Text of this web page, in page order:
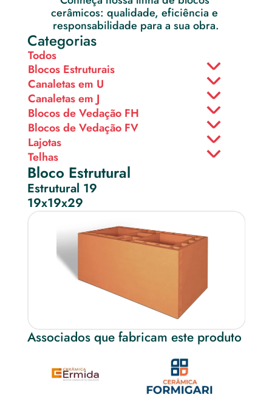
cerâmicos: qualidade, eficiência e
responsabilidade para a sua obra.
Categorias
Todos
Blocos Estruturais
Canaletas em U
Canaletas em J
Blocos de Vedação FH
Blocos de Vedação FV
Lajotas
Telhas
Bloco Estrutural
Estrutural 19
19x19x29
Associados que fabricam este produto